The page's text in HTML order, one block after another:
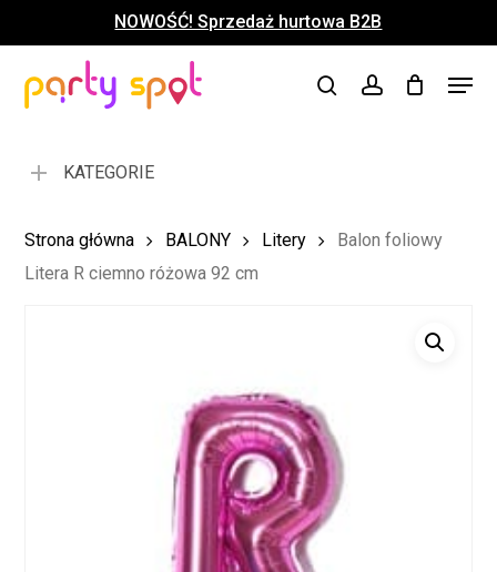
to
content
NOWOŚĆ! Sprzedaż hurtowa B2B
searchaccount
Menu
Koszyk Close
KATEGORIE
Strona główna BALONY Litery
Balon foliowy
Litera R ciemno różowa 92 cm
Menu